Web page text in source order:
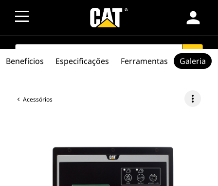
person
SEARCH search
Acessórios more_vert
Benefícios Especificações Ferramentas Galeria